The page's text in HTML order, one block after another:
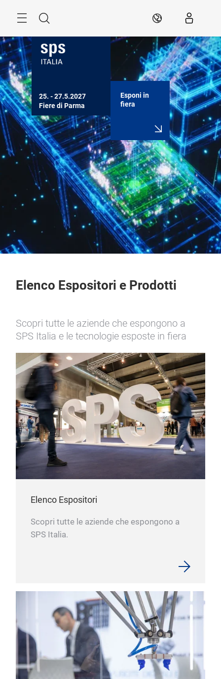
Search IT
25. - 27.5.2027
Fiere di Parma
Esponi in
fiera
Elenco Espositori e Prodotti
Scopri tutte le aziende che espongono a
SPS Italia e le tecnologie esposte in fiera
Elenco Espositori
Scopri tutte le aziende che espongono a
SPS Italia.